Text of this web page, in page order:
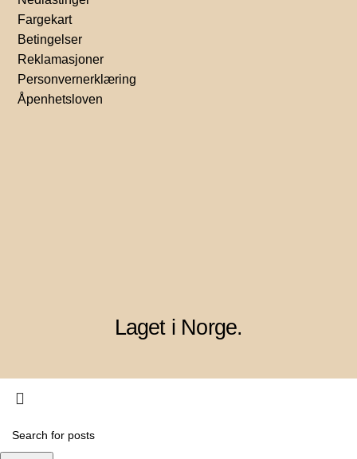
Fargekart
Betingelser
Reklamasjoner
Personvernerklæring
Åpenhetsloven
Laget i Norge.